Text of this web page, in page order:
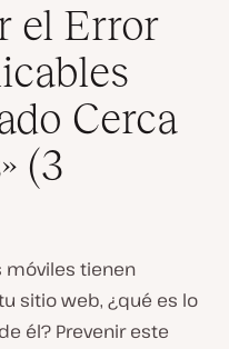
el Error
Cerca
(3
móviles tienen
sitio web, ¿qué es lo
él? Prevenir este